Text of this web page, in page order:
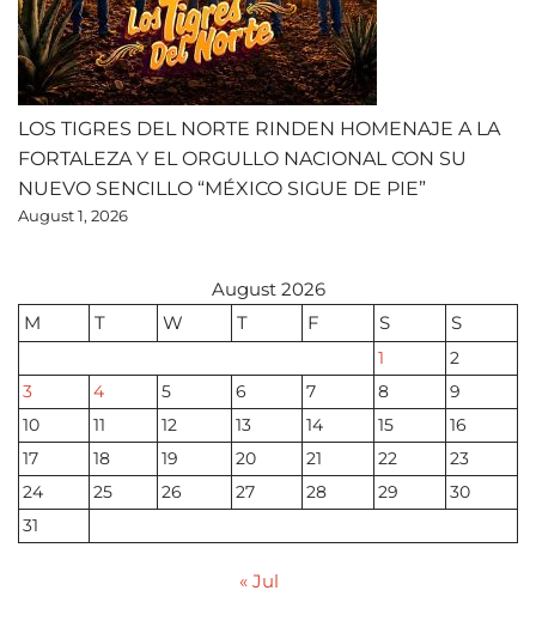
LOS TIGRES DEL NORTE RINDEN HOMENAJE A LA
FORTALEZA Y EL ORGULLO NACIONAL CON SU
NUEVO SENCILLO “MÉXICO SIGUE DE PIE”
August 1, 2026
August 2026
M
T W T F S S
1
2
3
4 5 6 7 8
9
10
11 12 13 14 15
16
17
18 19 20 21 22
23
24
25 26 27 28 29
30
31
« Jul